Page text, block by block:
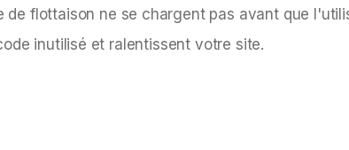
flottaison ne se chargent pas avant que
inutilisé et ralentissent votre site.